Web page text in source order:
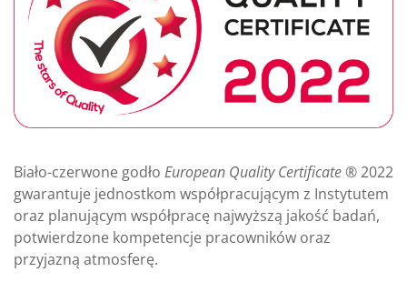
Biało-czerwone godło European Quality Certificate® 2022
gwarantuje jednostkom współpracującym z Instytutem
oraz planującym współpracę najwyższą jakość badań,
potwierdzone kompetencje pracowników oraz
przyjazną atmosferę.